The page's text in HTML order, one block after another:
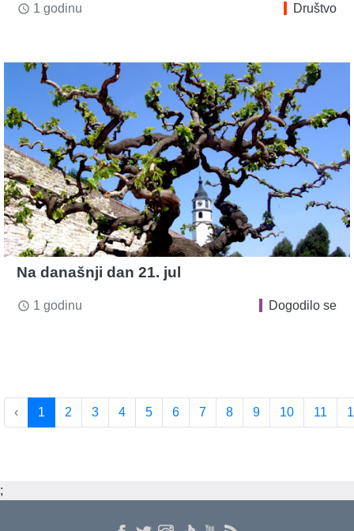
access_time 1 godinu Društvo
Na današnji dan 21. jul
access_time 1 godinu Dogodilo se
‹ 1 2 3 4 5 6 7 8 9 10 11
;